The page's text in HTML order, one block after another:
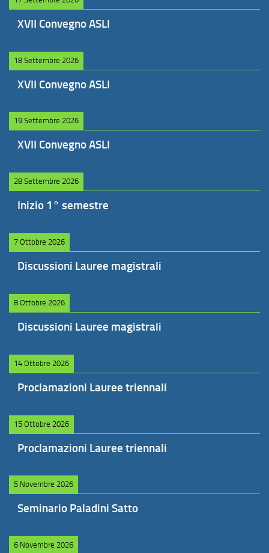
XVII Convegno ASLI
18 Settembre 2026
XVII Convegno ASLI
19 Settembre 2026
XVII Convegno ASLI
28 Settembre 2026
Inizio 1° semestre
7 Ottobre 2026
Discussioni Lauree magistrali
8 Ottobre 2026
Discussioni Lauree magistrali
14 Ottobre 2026
Proclamazioni Lauree triennali
15 Ottobre 2026
Proclamazioni Lauree triennali
5 Novembre 2026
Seminario Paladini Satto
6 Novembre 2026